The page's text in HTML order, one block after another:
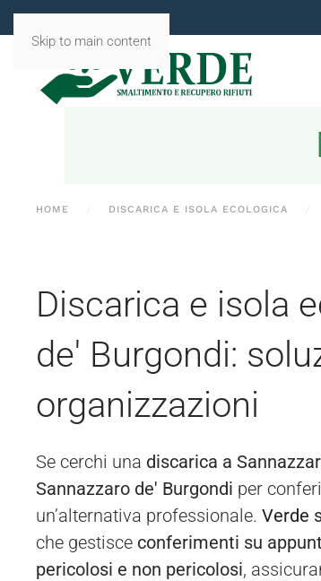
Skip to main content
HOME DISCARICA E ISOLA ECOLOGICA
Discarica e isola
de' Burgondi:
organizzazioni
Se cerchi una discarica a
Sannazzaro de' Burgondi per
un’alternativa professionale. Verde
che gestisce conferimenti su
pericolosi e non pericolosi,